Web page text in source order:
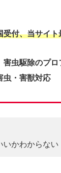
付、当サイト
害虫駆除のプ
虫・害獣対応
いかわからない